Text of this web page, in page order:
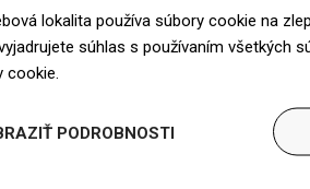

lokalita používa súbory cookie na
súhlas s používaním všetkých
cookie.
PODROBNOSTI